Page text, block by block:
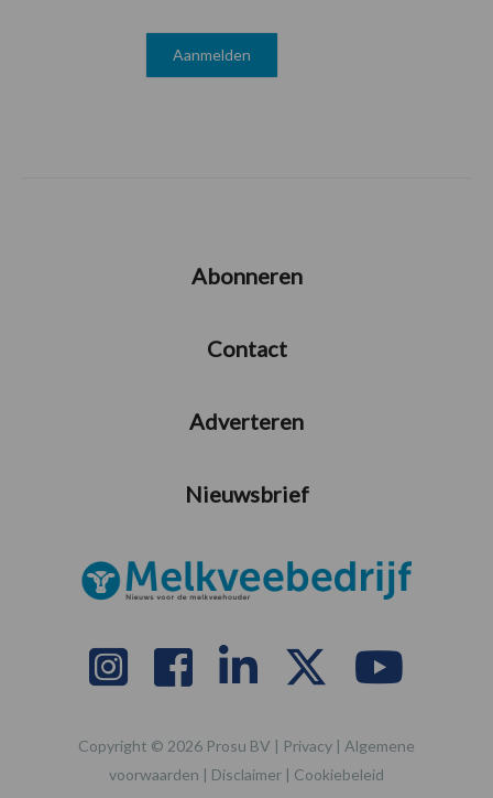
Abonneren
Contact
Adverteren
Nieuwsbrief
Copyright © 2026 Prosu BV | Privacy | Algemene
voorwaarden | Disclaimer | Cookiebeleid